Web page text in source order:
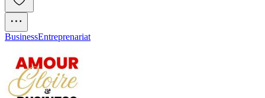
BusinessEntreprenariat